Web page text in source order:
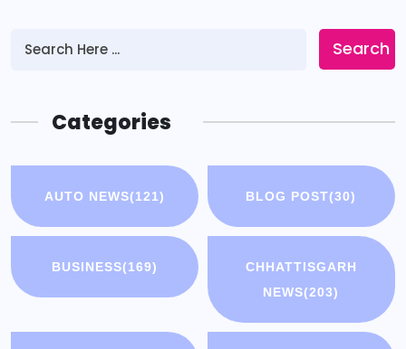
Search
Categories
AUTO NEWS(121) BLOG POST(30)
BUSINESS(169)
CHHATTISGARH
NEWS(203)